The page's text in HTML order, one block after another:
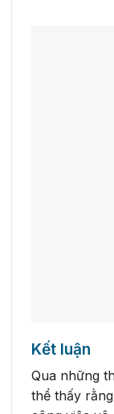
Kết luận
Qua những
thể thấy